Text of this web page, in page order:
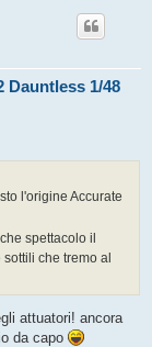
Dauntless 1/48
l'origine Accurate
spettacolo il
che tremo al
attuatori! ancora
da capo